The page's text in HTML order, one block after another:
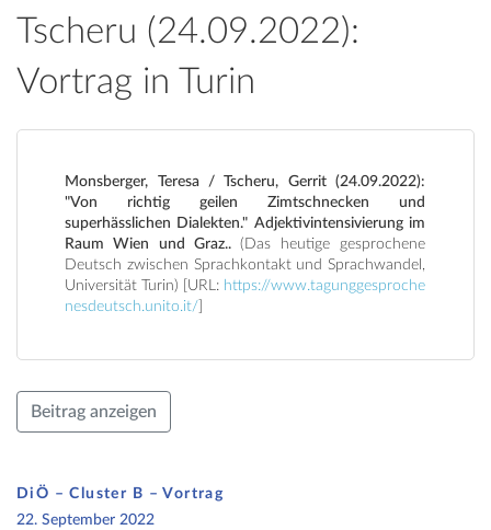
Tscheru (24.09.2022):
Vortrag in Turin
Monsberger, Teresa / Tscheru, Gerrit (24.09.2022):
"Von richtig geilen Zimtschnecken und
superhässlichen Dialekten." Adjektivintensivierung im
Raum Wien und Graz.. (Das heutige gesprochene
Deutsch zwischen Sprachkontakt und Sprachwandel,
Universität Turin) [URL: https://www.tagunggesproche
nesdeutsch.unito.it/
Beitrag anzeigen
DiÖ – Cluster B – Vortrag
22. September 2022